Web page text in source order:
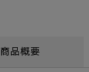
商品概要